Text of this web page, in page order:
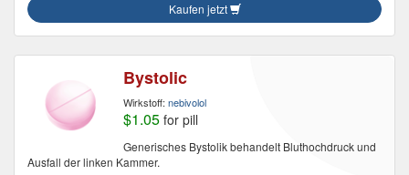
Kaufen jetzt
Bystolic
Wirkstoff: nebivolol
$1.05 for pill
Generisches Bystolik behandelt Bluthochdruck und
Ausfall der linken Kammer.